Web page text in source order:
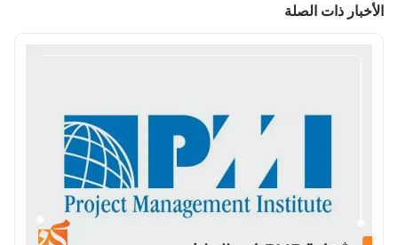
الأخبار ذات الصلة